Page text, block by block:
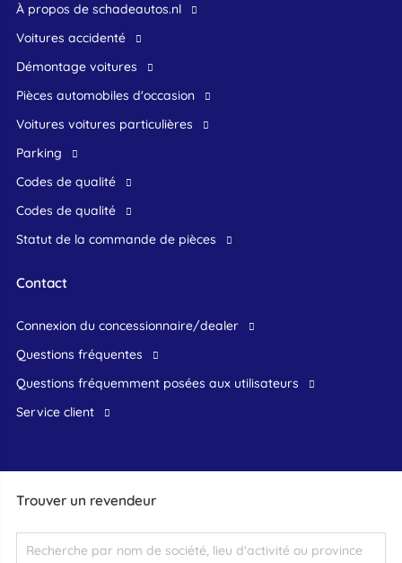
Trouver un revendeur
À propos de schadeautos.nl
Voitures accidenté
Démontage voitures
Pièces automobiles d'occasion
voitures voitures particulières
Parking
Codes de qualité
Codes de qualité
Statut de la commande de pièces
Contact
connexion du concessionnaire/dealer
Questions fréquentes
questions fréquemment posées aux utilisateurs
service client